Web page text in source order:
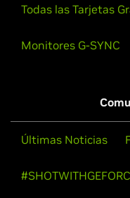
Todas las Tarjetas
Monitores G-SYNC
Últimas Noticias